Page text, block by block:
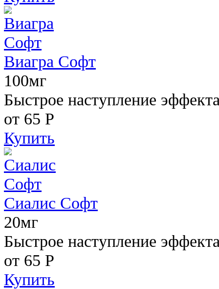
Виагра Софт
100мг
Быстрое наступление
от 65 Р
Купить
Сиалис Софт
20мг
Быстрое наступление
от 65 Р
Купить